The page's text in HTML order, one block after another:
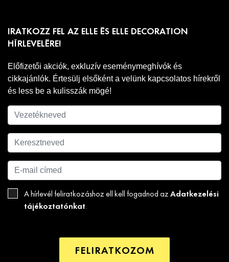
IRATKOZZ FEL AZ ELLE ÉS ELLE DECORATION
HÍRLEVELÉRE!
Előfizetői akciók, exkluzív eseménymeghívók és
cikkajánlók. Értesülj elsőként a velünk kapcsolatos hírekről
és less be a kulisszák mögé!
A hírlevél feliratkozáshoz ell kell fogadnod az Adatkezelési
tájékoztatónkat.
FELIRATKOZOM